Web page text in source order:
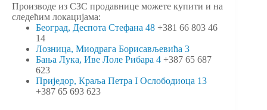
Производе из СЗС продавнице можете купити и на
следећим локацијама:
Београд, Деспота Стефана 48 +381 66 803 46
14
Лозница, Миодрага Борисављевића 3
Бања Лука, Иве Лоле Рибара 4 +387 65 687
623
Приједор, Краља Петра I Ослободиоца 13
+387 65 693 623